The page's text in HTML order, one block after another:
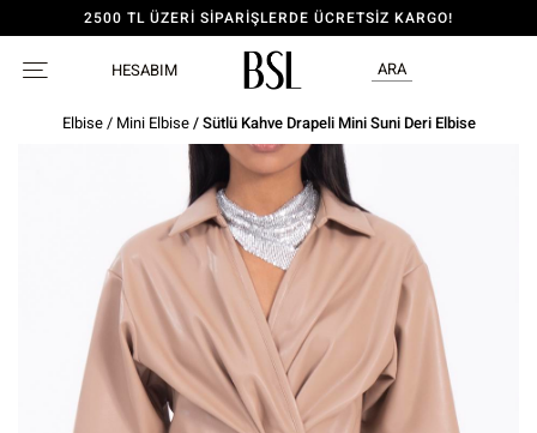
2500 TL ÜZERİ SİPARİŞLERDE ÜCRETSİZ KARGO!
HESABIM ARA
Elbise/ Mini Elbise/ Sütlü Kahve Drapeli Mini Suni Deri Elbise